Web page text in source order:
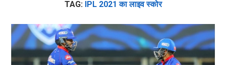
TAG: IPL 2021 का लाइव स्कोर